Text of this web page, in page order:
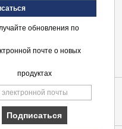
обновления по
почте о новых
продуктах